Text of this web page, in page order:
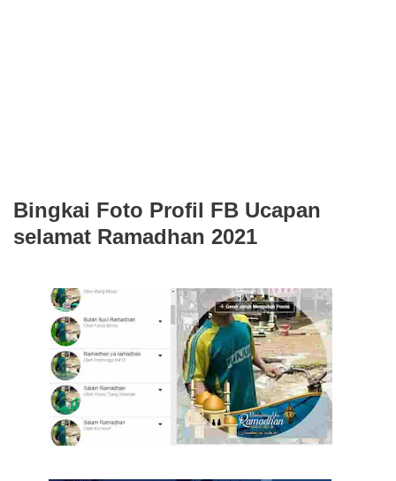
Bingkai Foto Profil FB Ucapan
selamat Ramadhan 2021